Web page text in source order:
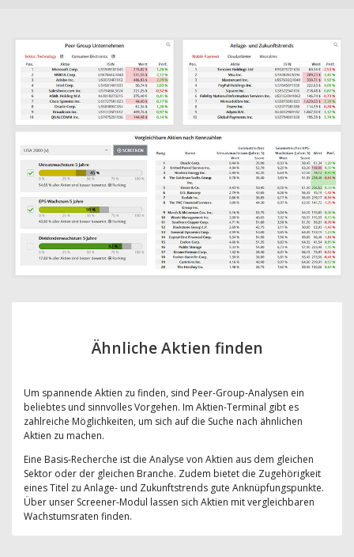
Ähnliche Aktien finden
Um spannende Aktien zu finden, sind Peer-Group-Analysen ein
beliebtes und sinnvolles Vorgehen. Im Aktien-Terminal gibt es
zahlreiche Möglichkeiten, um sich auf die Suche nach ähnlichen
Aktien zu machen.
Eine Basis-Recherche ist die Analyse von Aktien aus dem gleichen
Sektor oder der gleichen Branche. Zudem bietet die Zugehörigkeit
eines Titel zu Anlage- und Zukunftstrends gute Anknüpfungspunkte.
Über unser Screener-Modul lassen sich Aktien mit vergleichbaren
Wachstumsraten finden.